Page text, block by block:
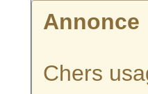
Annonce
Chers